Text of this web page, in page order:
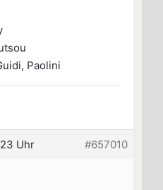
Paolini
Uhr #657010